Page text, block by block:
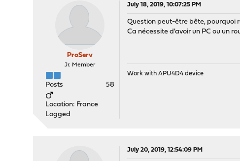
ProServ
Jr. Member
Posts 58
Location: France
Logged
July 18, 2019, 10:07:25 PM
Question peut-être bête, pourquoi
Ca nécessite d'avoir un PC ou un
Work with APU4D4 device
July 20, 2019, 12:54:09 PM